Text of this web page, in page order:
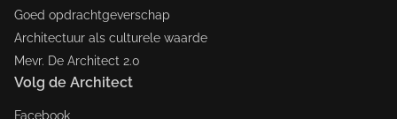
Goed opdrachtgeverschap
Architectuur als culturele waarde
Mevr. De Architect 2.0
Volg de Architect
Facebook